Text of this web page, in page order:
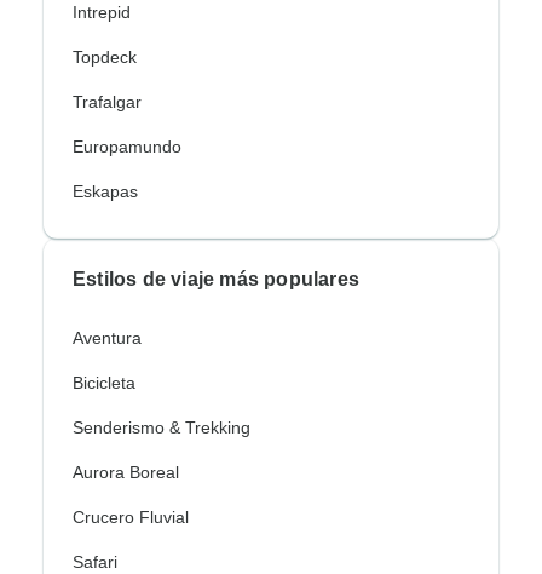
Intrepid
Topdeck
Trafalgar
Europamundo
Eskapas
Estilos de viaje más populares
Aventura
Bicicleta
Senderismo & Trekking
Aurora Boreal
Crucero Fluvial
Safari